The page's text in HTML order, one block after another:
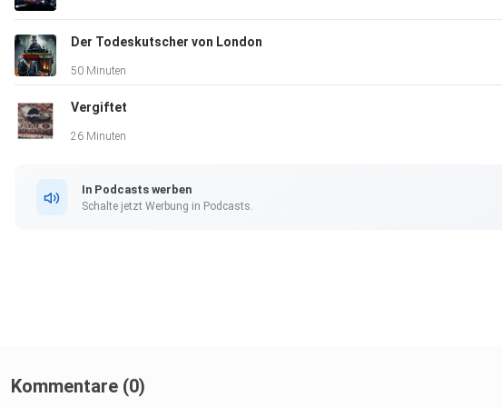
Der Todeskutscher von London
50 Minuten
Vergiftet
26 Minuten
In Podcasts werben
Schalte jetzt Werbung in Podcasts.
Kommentare (0)